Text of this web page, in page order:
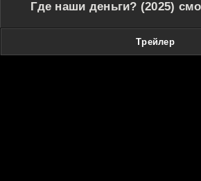
Где наши деньги? (2025)
Трейлер